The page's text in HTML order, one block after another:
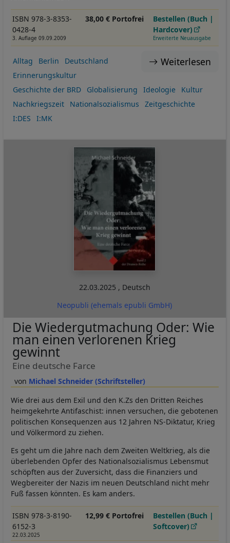
ISBN 978-3-8353-
0428-4
3. Auflage 09.09.2009
38,00 € Portofrei
Bestellen (Buch |
Hardcover)
Erweiterte Neuausgabe
Weiterlesen
Alltag Berlin
Deutschland
Erinnerungskultur
Geschichte der BRD
Globalisierung Ideologie
Kultur
Nachkriegszeit
Nationalsozialismus
Zeitgeschichte
I:DES
I:MK
22.03.2025 , Deutsch
Neopubli (ehemals epubli GmbH)
Michael Schneider (Schriftsteller)
Die Wiedergutmachung Oder: Wie
man einen verlorenen Krieg
gewinnt
Eine deutsche Farce
Wie drei aus dem Exil und den K.Zs den Dritten Reiches
heimgekehrte Antifaschist: innen versuchen, die gebotenen
politischen Konsequenzen aus 12 Jahren NS-Diktatur, Krieg
und Völkermord zu ziehen.
Es geht um die Jahre nach dem Zweiten Weltkrieg, als die
überlebenden Opfer des Nationalsozialismus Lebensmut
schöpften aus der Zuversicht, dass die Finanziers und
Wegbereiter der Nazis im neuen Deutschland nicht mehr
Fuß fassen könnten. Es kam anders.
ISBN 978-3-8190-
6152-3
22.03.2025
12,99 € Portofrei
Bestellen (Buch |
Softcover)